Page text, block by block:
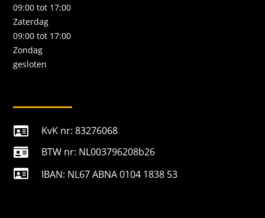
09:00 tot 17:00
Zaterdag
09:00 tot 17:00
Zondag
gesloten

KvK nr: 83276068

BTW nr: NL003796208b26

IBAN: NL67 ABNA 0104 1838 53